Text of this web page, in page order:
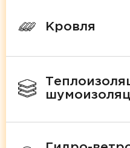
Кровля